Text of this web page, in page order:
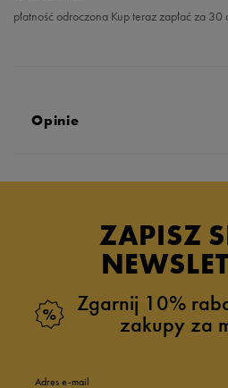
płatność odroczona Kup teraz zapłać za
Opinie
ZAPISZ
Zgarnij 10%
zakupy za
Adres e-mail